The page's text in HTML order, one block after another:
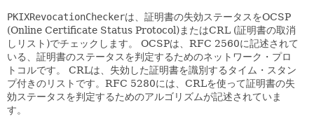
PKIXRevocationCheckerは、証明書の失効ステータスをOCSP
(Online Certificate Status Protocol)またはCRL (証明書の取消
しリスト)でチェックします。
OCSPは、RFC 2560に記述されて
いる、証明書のステータスを判定するためのネットワーク・プロ
トコルです。
CRLは、失効した証明書を識別するタイム・スタン
プ付きのリストです。RFC 5280には、CRLを使って証明書の失
効ステータスを判定するためのアルゴリズムが記述されていま
す。